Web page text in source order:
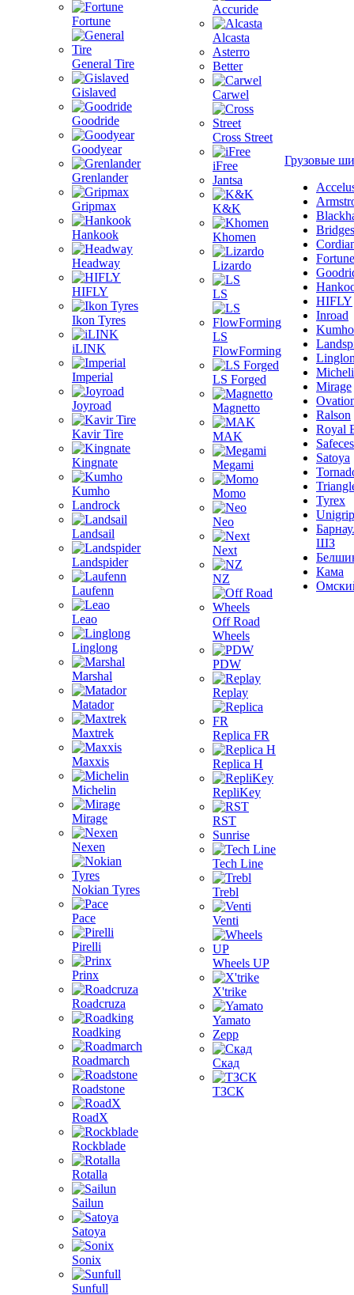
Fortune
General Tire
Gislaved
Goodride
Goodyear
Grenlander
Gripmax
Hankook
Headway
HIFLY
Ikon Tyres
iLINK
Imperial
Joyroad
Kavir Tire
Kingnate
Kumho
Landrock
Landsail
Landspider
Laufenn
Leao
Linglong
Marshal
Matador
Maxtrek
Maxxis
Michelin
Mirage
Nexen
Nokian Tyres
Pace
Pirelli
Prinx
Roadcruza
Roadking
Roadmarch
Roadstone
RoadX
Rockblade
Rotalla
Sailun
Satoya
Sonix
Sunfull
Accuride
Alcasta
Asterro
Better
Carwel
Cross Street
iFree
Jantsa
K&K
Khomen
Lizardo
LS
LS
FlowForming
LS Forged
Magnetto
MAK
Megami
Momo
Neo
Next
NZ
Off Road
Wheels
PDW
Replay
Replica FR
Replica H
RepliKey
RST
Sunrise
Tech Line
Trebl
Venti
Wheels UP
X'trike
Yamato
Zepp
Скад
ТЗСК
Грузовые
Fortune
HIFLY
Inroad
Kumho
Mirage
Ralson
Royal
Satoya
Tyrex
Unigrip
ШЗ
Кама